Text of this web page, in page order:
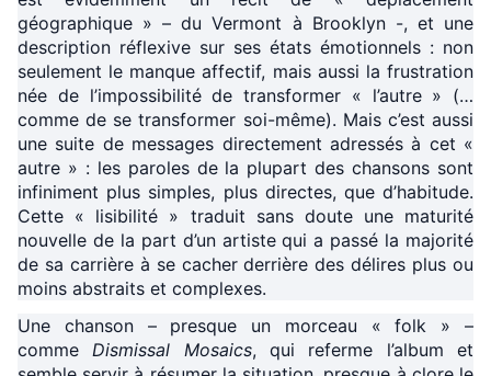
géographique » – du Vermont à Brooklyn -, et une
description réflexive sur ses états émotionnels : non
seulement le manque affectif, mais aussi la frustration
née de l’impossibilité de transformer « l’autre » (…
comme de se transformer soi-même). Mais c’est aussi
une suite de messages directement adressés à cet «
autre » : les paroles de la plupart des chansons sont
infiniment plus simples, plus directes, que d’habitude.
Cette « lisibilité » traduit sans doute une maturité
nouvelle de la part d’un artiste qui a passé la majorité
de sa carrière à se cacher derrière des délires plus ou
moins abstraits et complexes.
Une chanson – presque un morceau « folk » –
comme
Dismissal Mosaics, qui referme l’album et